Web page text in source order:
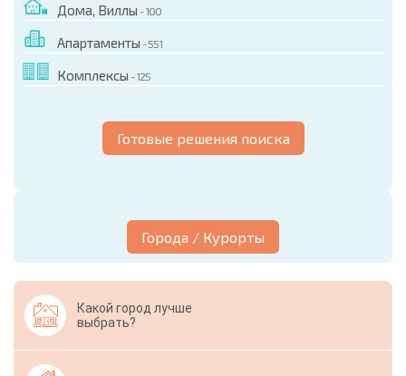
Дома, Виллы - 100
Апартаменты - 551
Комплексы - 125
Готовые решения поиска
Города / Курорты
Какой город лучше
выбрать?